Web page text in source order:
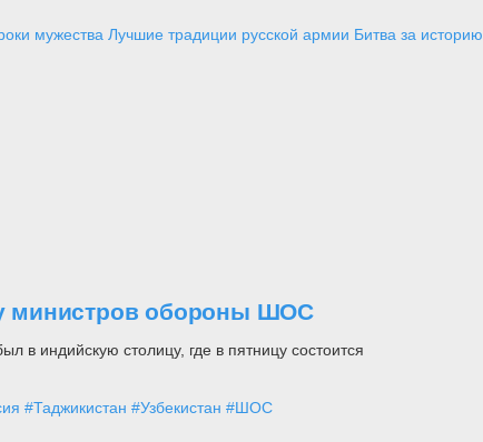
мужества Лучшие традиции русской армии Битва за историю
министров обороны ШОС
в индийскую столицу, где в пятницу состоится
#Таджикистан #Узбекистан #ШОС